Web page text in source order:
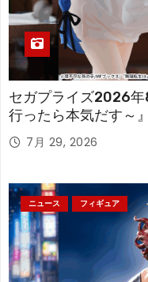
セガプライズ2026
行ったら本気だす～
アが登場！
7月 29, 2026
ニュース フィギュア